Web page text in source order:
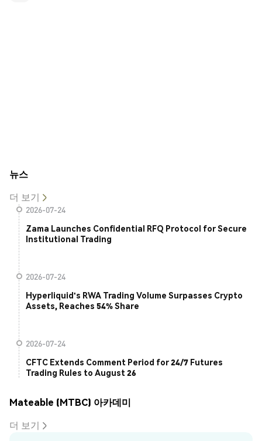
뉴스
더 보기
2026-07-24
Zama Launches Confidential RFQ Protocol for Secure
Institutional Trading
2026-07-24
Hyperliquid's RWA Trading Volume Surpasses Crypto
Assets, Reaches 54% Share
2026-07-24
CFTC Extends Comment Period for 24/7 Futures
Trading Rules to August 26
Mateable (MTBC) 아카데미
더 보기